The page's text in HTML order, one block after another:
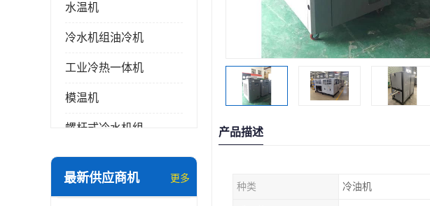
水温机
冷水机组油冷机
工业冷热一体机
模温机
螺杆式冷水机组
冷水机和冷热一体机
最新供应商机 更多
产品描述
种类 冷油机